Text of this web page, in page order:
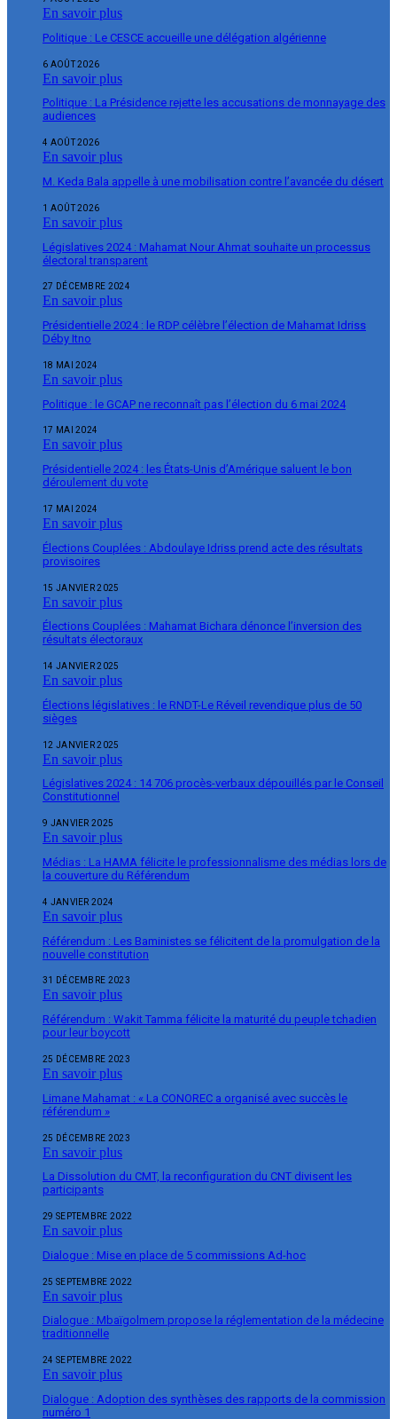
En savoir plus
Politique : Le CESCE accueille une délégation algérienne
6 AOÛT 2026
En savoir plus
Politique : La Présidence rejette les accusations de monnayage des
audiences
4 AOÛT 2026
En savoir plus
M. Keda Bala appelle à une mobilisation contre l’avancée du désert
1 AOÛT 2026
En savoir plus
Législatives 2024 : Mahamat Nour Ahmat souhaite un processus
électoral transparent
27 DÉCEMBRE 2024
En savoir plus
Présidentielle 2024 : le RDP célèbre l’élection de Mahamat Idriss
Déby Itno
18 MAI 2024
En savoir plus
Politique : le GCAP ne reconnaît pas l’élection du 6 mai 2024
17 MAI 2024
En savoir plus
Présidentielle 2024 : les États-Unis d’Amérique saluent le bon
déroulement du vote
17 MAI 2024
En savoir plus
Élections Couplées : Abdoulaye Idriss prend acte des résultats
provisoires
15 JANVIER 2025
En savoir plus
Élections Couplées : Mahamat Bichara dénonce l’inversion des
résultats électoraux
14 JANVIER 2025
En savoir plus
Élections législatives : le RNDT-Le Réveil revendique plus de 50
sièges
12 JANVIER 2025
En savoir plus
Législatives 2024 : 14 706 procès-verbaux dépouillés par le Conseil
Constitutionnel
9 JANVIER 2025
En savoir plus
Médias : La HAMA félicite le professionnalisme des médias lors de
la couverture du Référendum
4 JANVIER 2024
En savoir plus
Référendum : Les Baministes se félicitent de la promulgation de la
nouvelle constitution
31 DÉCEMBRE 2023
En savoir plus
Référendum : Wakit Tamma félicite la maturité du peuple tchadien
pour leur boycott
25 DÉCEMBRE 2023
En savoir plus
Limane Mahamat : « La CONOREC a organisé avec succès le
référendum »
25 DÉCEMBRE 2023
En savoir plus
La Dissolution du CMT, la reconfiguration du CNT divisent les
participants
29 SEPTEMBRE 2022
En savoir plus
Dialogue : Mise en place de 5 commissions Ad-hoc
25 SEPTEMBRE 2022
En savoir plus
Dialogue : Mbaïgolmem propose la réglementation de la médecine
traditionnelle
24 SEPTEMBRE 2022
En savoir plus
Dialogue : Adoption des synthèses des rapports de la commission
numéro 1